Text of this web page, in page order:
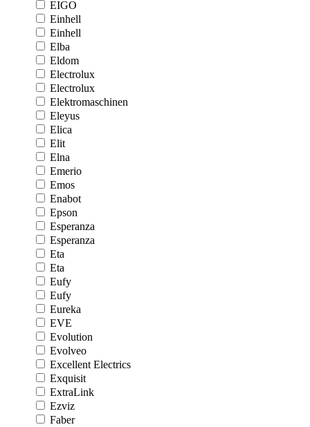
EIGO
Einhell
Einhell
Elba
Eldom
Electrolux
Electrolux
Elektromaschinen
Eleyus
Elica
Elit
Elna
Emerio
Emos
Enabot
Epson
Esperanza
Esperanza
Eta
Eta
Eufy
Eufy
Eureka
EVE
Evolution
Evolveo
Excellent Electrics
Exquisit
ExtraLink
Ezviz
Faber